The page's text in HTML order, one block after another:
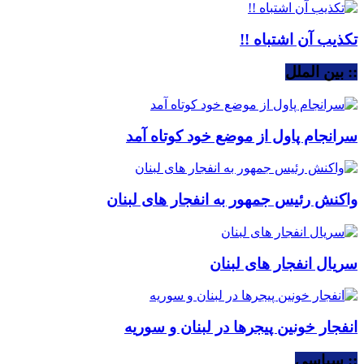
تکذیب آن اشتباه !!
:: بین الملل
سرانجام پاول از موضع خود کوتاه آمد
واکنش رئیس جمهور به انفجار های لبنان
سریال انفجار های لبنان
انفجار خونین پیجرها در لبنان و سوریه
:: سیاسی